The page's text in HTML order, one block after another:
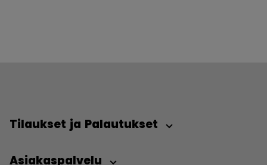
Tilaukset ja Palautukset
Asiakaspalvelu